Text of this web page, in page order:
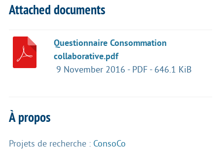
Attached documents
Questionnaire Consommation
collaborative.pdf
9 November 2016 - PDF - 646.1 KiB
À propos
Projets de recherche : ConsoCo